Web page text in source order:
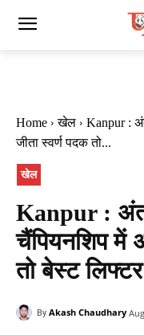
Home खेल
Kanpur :
जीता स्वर्ण पदक तो...
खेल
Kanpur :
चैंपियन​शिप में
तो बेस्ट
By Akash Chaudhary